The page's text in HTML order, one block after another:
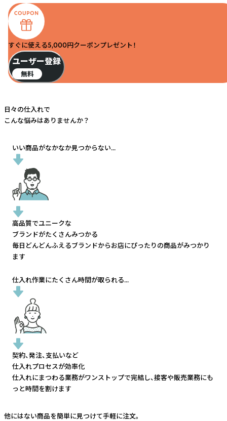
すぐに使える5,000円クーポンプレゼント！
ユーザー登録
無料
日々の仕入れで
こんな悩みはありませんか？
いい商品がなかなか見つからない...
高品質でユニークな
ブランドがたくさんみつかる
毎日どんどんふえるブランドからお店にぴったりの商品がみつかり
ます
仕入れ作業にたくさん時間が取られる...
契約、発注、支払いなど
仕入れプロセスが効率化
仕入れにまつわる業務がワンストップで完結し、接客や販売業務にも
っと時間を割けます
他にはない商品を簡単に見つけて手軽に注文。